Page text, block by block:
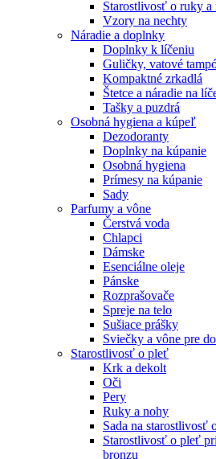
Starostlivosť o ruky a
Vzory na nechty
Náradie a doplnky
Doplnky k líčeniu
Guličky, vatové
Kompaktné zrkadlá
Štetce a náradie na
Tašky a puzdrá
Osobná hygiena a kúpeľ
Dezodoranty
Doplnky na kúpanie
Osobná hygiena
Prímesy na kúpanie
Sady
Parfumy a vône
Čerstvá voda
Chlapci
Dámske
Esenciálne oleje
Pánske
Rozprašovače
Spreje na telo
Sušiace prášky
Sviečky a vône pre
Starostlivosť o pleť
Krk a dekolt
Oči
Pery
Ruky a nohy
Sada na starostlivosť
Starostlivosť o pleť
bronzu